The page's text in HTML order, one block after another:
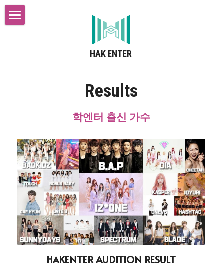
HAK ENTER
Contact
Results
학엔터 출신 가수
HAKENTER AUDITION RESULT